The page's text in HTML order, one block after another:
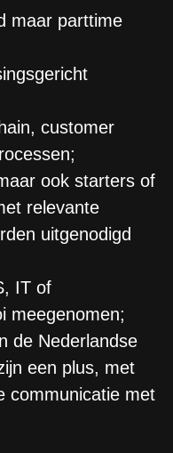
maar parttime
customer
ook starters of
relevante
uitgenodigd
IT of
meegenomen;
de Nederlandse
een plus, met
communicatie met